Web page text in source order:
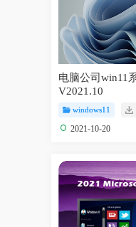
电脑公司win11
V2021.10
windows11
2021-10-20